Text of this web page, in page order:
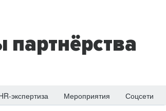
партнёрства
экспертиза Мероприятия Соцсети